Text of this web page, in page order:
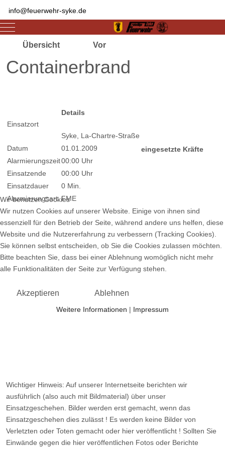
info@feuerwehr-syke.de
Mobile Menu Toggle
Übersicht Vor
Containerbrand
Einsatzort
Details
Syke, La-Chartre-Straße
Datum
01.01.2009
Alarmierungszeit00:00 Uhr
Einsatzende
00:00 Uhr
Einsatzdauer
0 Min.
Alarmierungsart FME
eingesetzte Kräfte
Wichtiger Hinweis: Auf unserer Internetseite berichten wir
ausführlich (also auch mit Bildmaterial) über unser
Einsatzgeschehen. Bilder werden erst gemacht, wenn das
Einsatzgeschehen dies zulässt ! Es werden keine Bilder von
Verletzten oder Toten gemacht oder hier veröffentlicht ! Sollten Sie
Einwände gegen die hier veröffentlichen Fotos oder Berichte
Wir benutzen Cookies
Wir nutzen Cookies auf unserer Website. Einige von ihnen sind
essenziell für den Betrieb der Seite, während andere uns helfen, diese
Website und die Nutzererfahrung zu verbessern (Tracking Cookies).
Sie können selbst entscheiden, ob Sie die Cookies zulassen möchten.
Bitte beachten Sie, dass bei einer Ablehnung womöglich nicht mehr
alle Funktionalitäten der Seite zur Verfügung stehen.
Akzeptieren Ablehnen
Weitere Informationen | Impressum